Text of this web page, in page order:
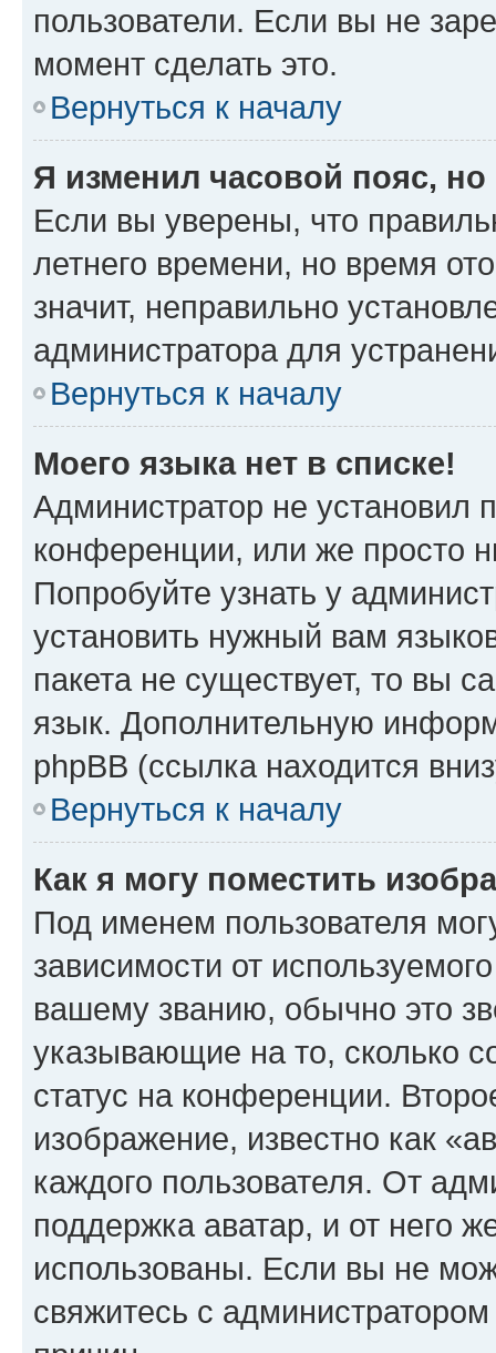
пользователи. Если вы не
момент сделать это.
Вернуться к началу
Я изменил часовой пояс,
Если вы уверены, что
летнего времени, но время
значит, неправильно
администратора для
Вернуться к началу
Моего языка нет в списке!
Администратор не установил
конференции, или же просто
Попробуйте узнать у
установить нужный вам
пакета не существует, то вы
язык. Дополнительную
phpBB (ссылка находится
Вернуться к началу
Как я могу поместить
Под именем пользователя
зависимости от
вашему званию, обычно это
указывающие на то, сколько
статус на конференции.
изображение, известно как
каждого пользователя. От
поддержка аватар, и от него
использованы. Если вы не
свяжитесь с